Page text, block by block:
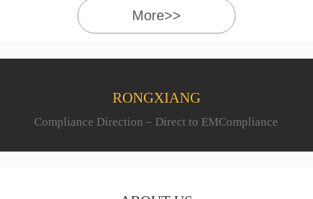
More>>
RONGXIANG
Compliance Direction – Direct to EMCompliance